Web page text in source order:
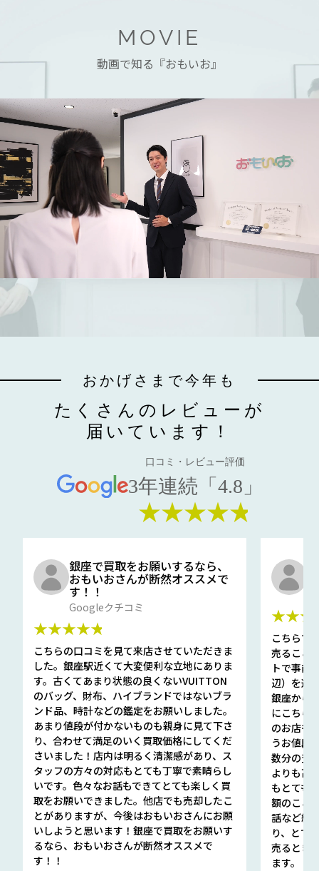
MOVIE
動画で知る『おもいお』
おかげさまで今年も
たくさんのレビューが
届いています！
口コミ・レビュー評価
3年連続「4.8」
★★★★★
銀座で買取をお願いするなら、
おもいおさんが断然オススメで
す！！
Googleクチコミ
★★★★★
こちらの口コミを見て来店させていただきま
した。銀座駅近くて大変便利な立地にありま
す。古くてあまり状態の良くないVUITTON
のバッグ、財布、ハイブランドではないブラ
ンド品、時計などの鑑定をお願いしました。
あまり値段が付かないものも親身に見て下さ
り、合わせて満足のいく買取価格にしてくだ
さいました！店内は明るく清潔感があり、ス
タッフの方々の対応もとても丁寧で素晴らし
いです。色々なお話もできてとても楽しく買
取をお願いできました。他店でも売却したこ
とがありますが、今後はおもいおさんにお願
いしようと思います！銀座で買取をお願いす
るなら、おもいおさんが断然オススメで
す！！
こちらで
売ること
トで事前
辺）を選
銀座から
にこちら
のお店も
うお値段
数分の査
よりも高
もとても
額のこと
話など細
り、とて
売るとき
ます。